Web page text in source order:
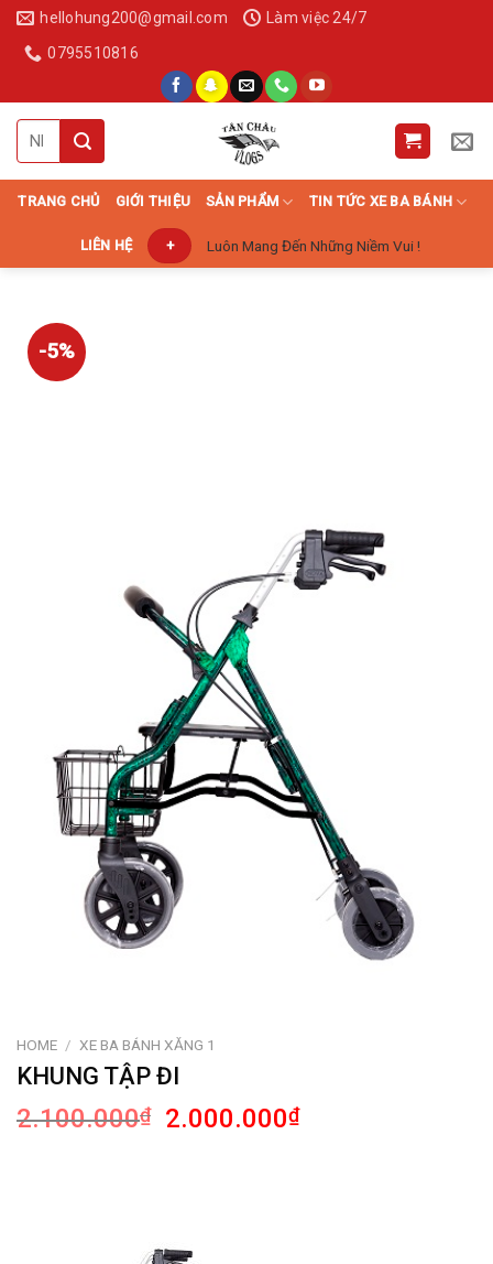
Skip
content
hellohung200@gmail.com
Làm việc 24/7
0795510816
Search
for:
TRANG CHỦ GIỚI THIỆU SẢN PHẨM TIN TỨC XE BA BÁNH
LIÊN HỆ + Luôn Mang Đến Những Niềm Vui !
-5%
HOME / XE BA BÁNH XĂNG 1
KHUNG TẬP ĐI
2.100.000₫ 2.000.000₫